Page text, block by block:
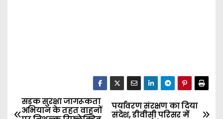
P
पर्यावरण संरक्षण का दिया
संदेश, डीवीसी परिसर में
सड़क सुरक्षा जागरूकता
अभियान के तहत वाहनों